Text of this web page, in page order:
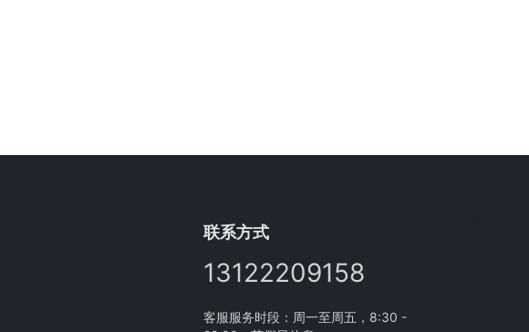
联系方式
13122209158
客服服务时段：周一至周五，8:30 -